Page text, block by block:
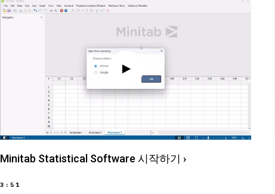
Minitab Statistical Software 시작하기 ›
3:51